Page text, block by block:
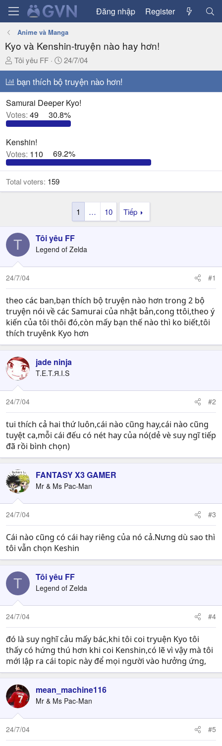
Đăng nhập Register
Anime và Manga
Kyo và Kenshin-truyện nào hay hơn!
T
h
e
a
d
s
a
r
t
e
r
Tôi yêu FF
N
g
à
y
g
ử
i
24/7/04
bạn thích bộ truyện nào hơn!
Samurai Deeper Kyo!
Votes: 49 30.8%
Kenshin!
Votes: 110 69.2%
Total voters 159
1 … 10 Tiếp
T Tôi yêu FF
Legend of Zelda
24/7/04 #1
theo các ban,bạn thích bộ truyện nào hơn trong 2 bộ
truyện nói về các Samurai của nhật bản,cong ttôi,theo ý
kiến của tôi thôi đó,còn mấy bạn thế nào thì ko biết,tôi
thích truyênk Kyo hơn
jade ninja
T.E.T.Я.I.S
24/7/04 #2
tui thích cả hai thứ luôn,cái nào cũng hay,cái nào cũng
tuyệt ca,mỗi cái đếu có nét hay của nó(dẻ vè suy ngĩ tiếp
đã rồi bình chọn)
FANTASY X3 GAMER
Mr & Ms Pac-Man
24/7/04 #3
Cái nào cũng có cái hay riêng của nó cả.Nưng dù sao thì
tôi vẫn chọn Keshin
T Tôi yêu FF
Legend of Zelda
24/7/04 #4
đó là suy nghĩ cảu mấy bác,khi tôi coi tryuện Kyo tôi
thấy có hứng thú hơn khi coi Kenshin,có lẽ vì vậy mà tôi
mới lập ra cái topic này để mọi người vào hưởng ứng,
mean_machine116
Mr & Ms Pac-Man
24/7/04 #5